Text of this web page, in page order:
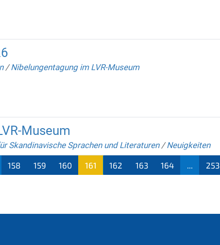
/Nibelungentagung im LVR-Museum
Museum
Skandinavische Sprachen und Literaturen /Neuigkeiten
158 159 160
161
162 163 164 253